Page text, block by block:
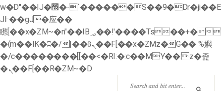
w�D"��IJ�׭�-`������S��9�Dr�ji��E
J߅��gJ�应��
矁[��x�ZM~�n"��IB؃��!'����Тѕ��+�
�(m��IK�ʭ�/|��ϐܢ��F[��x�ZMz�G�� %嬩
�/c��������[[��<�RI:�:c��MΎ��:z�졾
�ܢ��F[��R�ZM~�D